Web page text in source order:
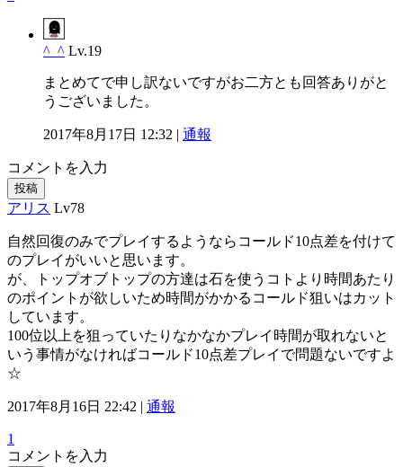
^_^ Lv.19
まとめてで申し訳ないですがお二方とも回答ありがと
うございました。
2017年8月17日 12:32 | 通報
コメントを入力
投稿
アリス Lv78
自然回復のみでプレイするようならコールド10点差を付けて
のプレイがいいと思います。
が、トップオブトップの方達は石を使うコトより時間あたり
のポイントが欲しいため時間がかかるコールド狙いはカット
しています。
100位以上を狙っていたりなかなかプレイ時間が取れないと
いう事情がなければコールド10点差プレイで問題ないですよ
☆
2017年8月16日 22:42 | 通報
1
コメントを入力